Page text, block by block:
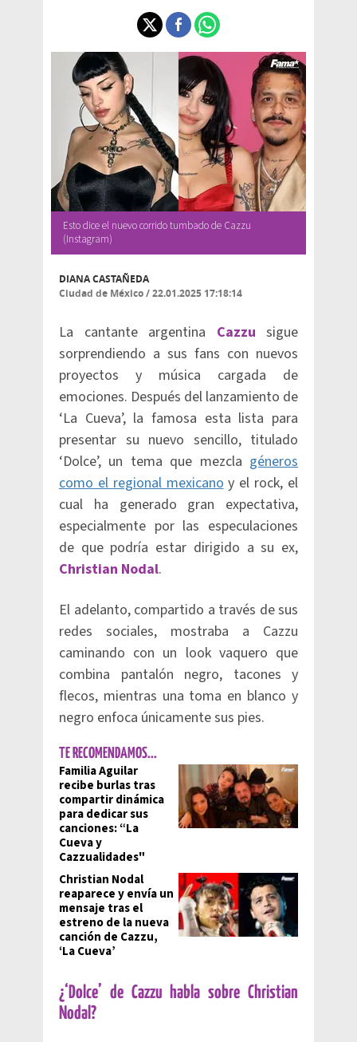
Esto dice el nuevo corrido tumbado de Cazzu
(Instagram)
DIANA CASTAÑEDA
Ciudad de México/22.01.2025 17:18:14
La cantante argentina Cazzu sigue
sorprendiendo a sus fans con nuevos
proyectos y música cargada de
emociones. Después del lanzamiento de
‘La Cueva’, la famosa esta lista para
presentar su nuevo sencillo, titulado
‘Dolce’, un tema que mezcla géneros
como el regional mexicanoy el rock, el
cual ha generado gran expectativa,
especialmente por las especulaciones
de que podría estar dirigido a su ex,
Christian Nodal.
El adelanto, compartido a través de sus
redes sociales, mostraba a Cazzu
caminando con un look vaquero que
combina pantalón negro, tacones y
flecos, mientras una toma en blanco y
negro enfoca únicamente sus pies.
TE RECOMENDAMOS...
Familia Aguilar
recibe burlas tras
compartir dinámica
para dedicar sus
canciones: “La
Cueva y
Cazzualidades"
Christian Nodal
reaparece y envía un
mensaje tras el
estreno de la nueva
canción de Cazzu,
‘La Cueva’
¿‘Dolce’ de Cazzu habla sobre Christian
Nodal?